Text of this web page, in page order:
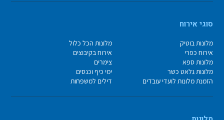
סוגי אירוח
מלונות בוטיק
מלונות הכל כלול
אירוח כפרי
אירוח בקיבוצים
מלונות ספא
צימרים
מלונות גלאט כשר
ימי כיף וכנסים
הזמנת מלונות לועדי עובדים
דילים למשפחות